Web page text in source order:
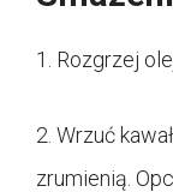
1. Rozgrzej
2. Wrzuć
zrumienią.